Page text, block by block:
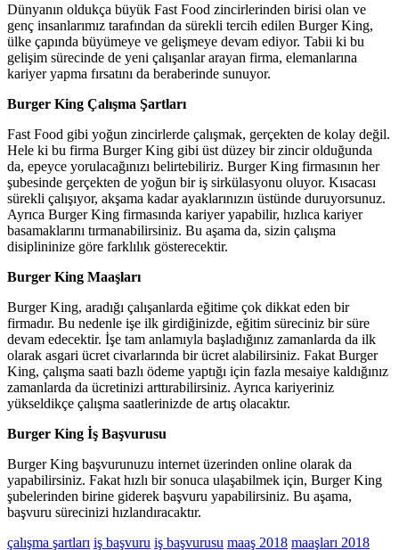
Dünyanın oldukça büyük Fast Food zincirlerinden birisi olan ve
genç insanlarımız tarafından da sürekli tercih edilen Burger King,
ülke çapında büyümeye ve gelişmeye devam ediyor. Tabii ki bu
gelişim sürecinde de yeni çalışanlar arayan firma, elemanlarına
kariyer yapma fırsatını da beraberinde sunuyor.
Burger King Çalışma Şartları
Fast Food gibi yoğun zincirlerde çalışmak, gerçekten de kolay değil.
Hele ki bu firma Burger King gibi üst düzey bir zincir olduğunda
da, epeyce yorulacağınızı belirtebiliriz. Burger King firmasının her
şubesinde gerçekten de yoğun bir iş sirkülasyonu oluyor. Kısacası
sürekli çalışıyor, akşama kadar ayaklarınızın üstünde duruyorsunuz.
Ayrıca Burger King firmasında kariyer yapabilir, hızlıca kariyer
basamaklarını tırmanabilirsiniz. Bu aşama da, sizin çalışma
disiplininize göre farklılık gösterecektir.
Burger King Maaşları
Burger King, aradığı çalışanlarda eğitime çok dikkat eden bir
firmadır. Bu nedenle işe ilk girdiğinizde, eğitim süreciniz bir süre
devam edecektir. İşe tam anlamıyla başladığınız zamanlarda da ilk
olarak asgari ücret civarlarında bir ücret alabilirsiniz. Fakat Burger
King, çalışma saati bazlı ödeme yaptığı için fazla mesaiye kaldığınız
zamanlarda da ücretinizi arttırabilirsiniz. Ayrıca kariyeriniz
yükseldikçe çalışma saatlerinizde de artış olacaktır.
Burger King İş Başvurusu
Burger King başvurunuzu internet üzerinden online olarak da
yapabilirsiniz. Fakat hızlı bir sonuca ulaşabilmek için, Burger King
şubelerinden birine giderek başvuru yapabilirsiniz. Bu aşama,
başvuru sürecinizi hızlandıracaktır.
çalışma şartları iş başvuru iş başvurusu maaş 2018 maaşları 2018